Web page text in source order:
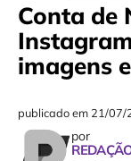
Conta de
imagens
publicado em 21/07/
por